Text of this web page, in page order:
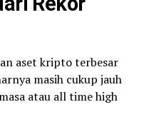
aset kripto terbesar
masih cukup jauh
atau all time high